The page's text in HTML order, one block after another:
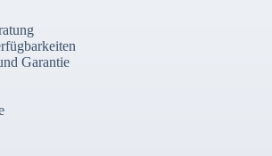
Garantie